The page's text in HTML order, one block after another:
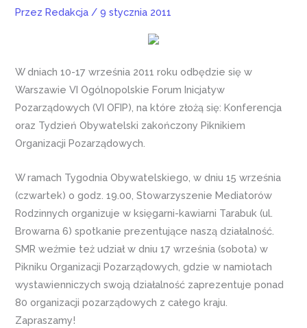
PrzezRedakcja /9 stycznia 2011
W dniach 10-17 września 2011 roku odbędzie się w
Warszawie VI Ogólnopolskie Forum Inicjatyw
Pozarządowych (VI OFIP), na które złożą się: Konferencja
oraz Tydzień Obywatelski zakończony Piknikiem
Organizacji Pozarządowych.
W ramach Tygodnia Obywatelskiego, w dniu 15 września
(czwartek) o godz. 19.00, Stowarzyszenie Mediatorów
Rodzinnych organizuje w księgarni-kawiarni Tarabuk (ul.
Browarna 6) spotkanie prezentujące naszą działalność.
SMR weźmie też udział w dniu 17 września (sobota) w
Pikniku Organizacji Pozarządowych, gdzie w namiotach
wystawienniczych swoją działalność zaprezentuje ponad
80 organizacji pozarządowych z całego kraju.
Zapraszamy!